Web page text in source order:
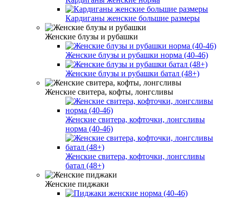
Кардиганы женские большие размеры
Женские блузы и рубашки
Женские блузы и рубашки норма (40-46)
Женские блузы и рубашки батал (48+)
Женские свитера, кофты, лонгсливы
Женские свитера, кофточки, лонгсливы
норма (40-46)
Женские свитера, кофточки, лонгсливы
батал (48+)
Женские пиджаки